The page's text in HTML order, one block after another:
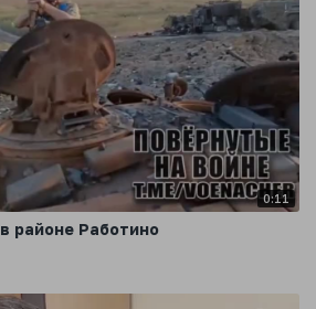
0:11
районе Работино